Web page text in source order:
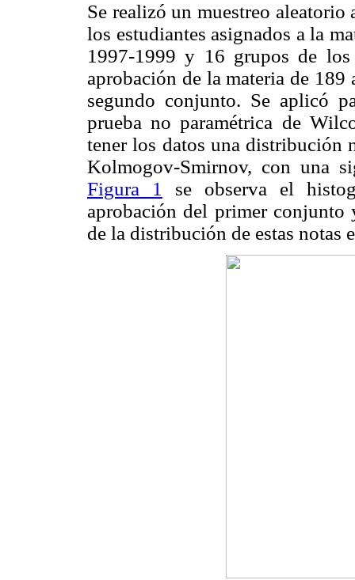
Se realizó un muestreo
los estudiantes asignados a la
1997-1999 y 16 grupos de
aprobación de la materia de
segundo conjunto. Se aplicó
prueba no paramétrica de
tener los datos una distribución
Kolmogov-Smirnov, con una
Figura 1
se observa el
aprobación del primer
de la distribución de estas notas